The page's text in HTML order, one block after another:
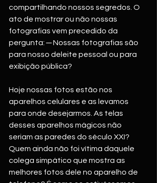
compartilhando nossos segredos. O
ato de mostrar ou não nossas
fotografias vem precedido da
pergunta: ─ Nossas fotografias são
para nosso deleite pessoal ou para
exibição pública?
Hoje nossas fotos estão nos
aparelhos celulares e as levamos
para onde desejarmos. As telas
desses aparelhos mágicos não
seriam as paredes do século XXI?
Quem ainda não foi vítima daquele
colega simpático que mostra as
melhores fotos dele no aparelho de